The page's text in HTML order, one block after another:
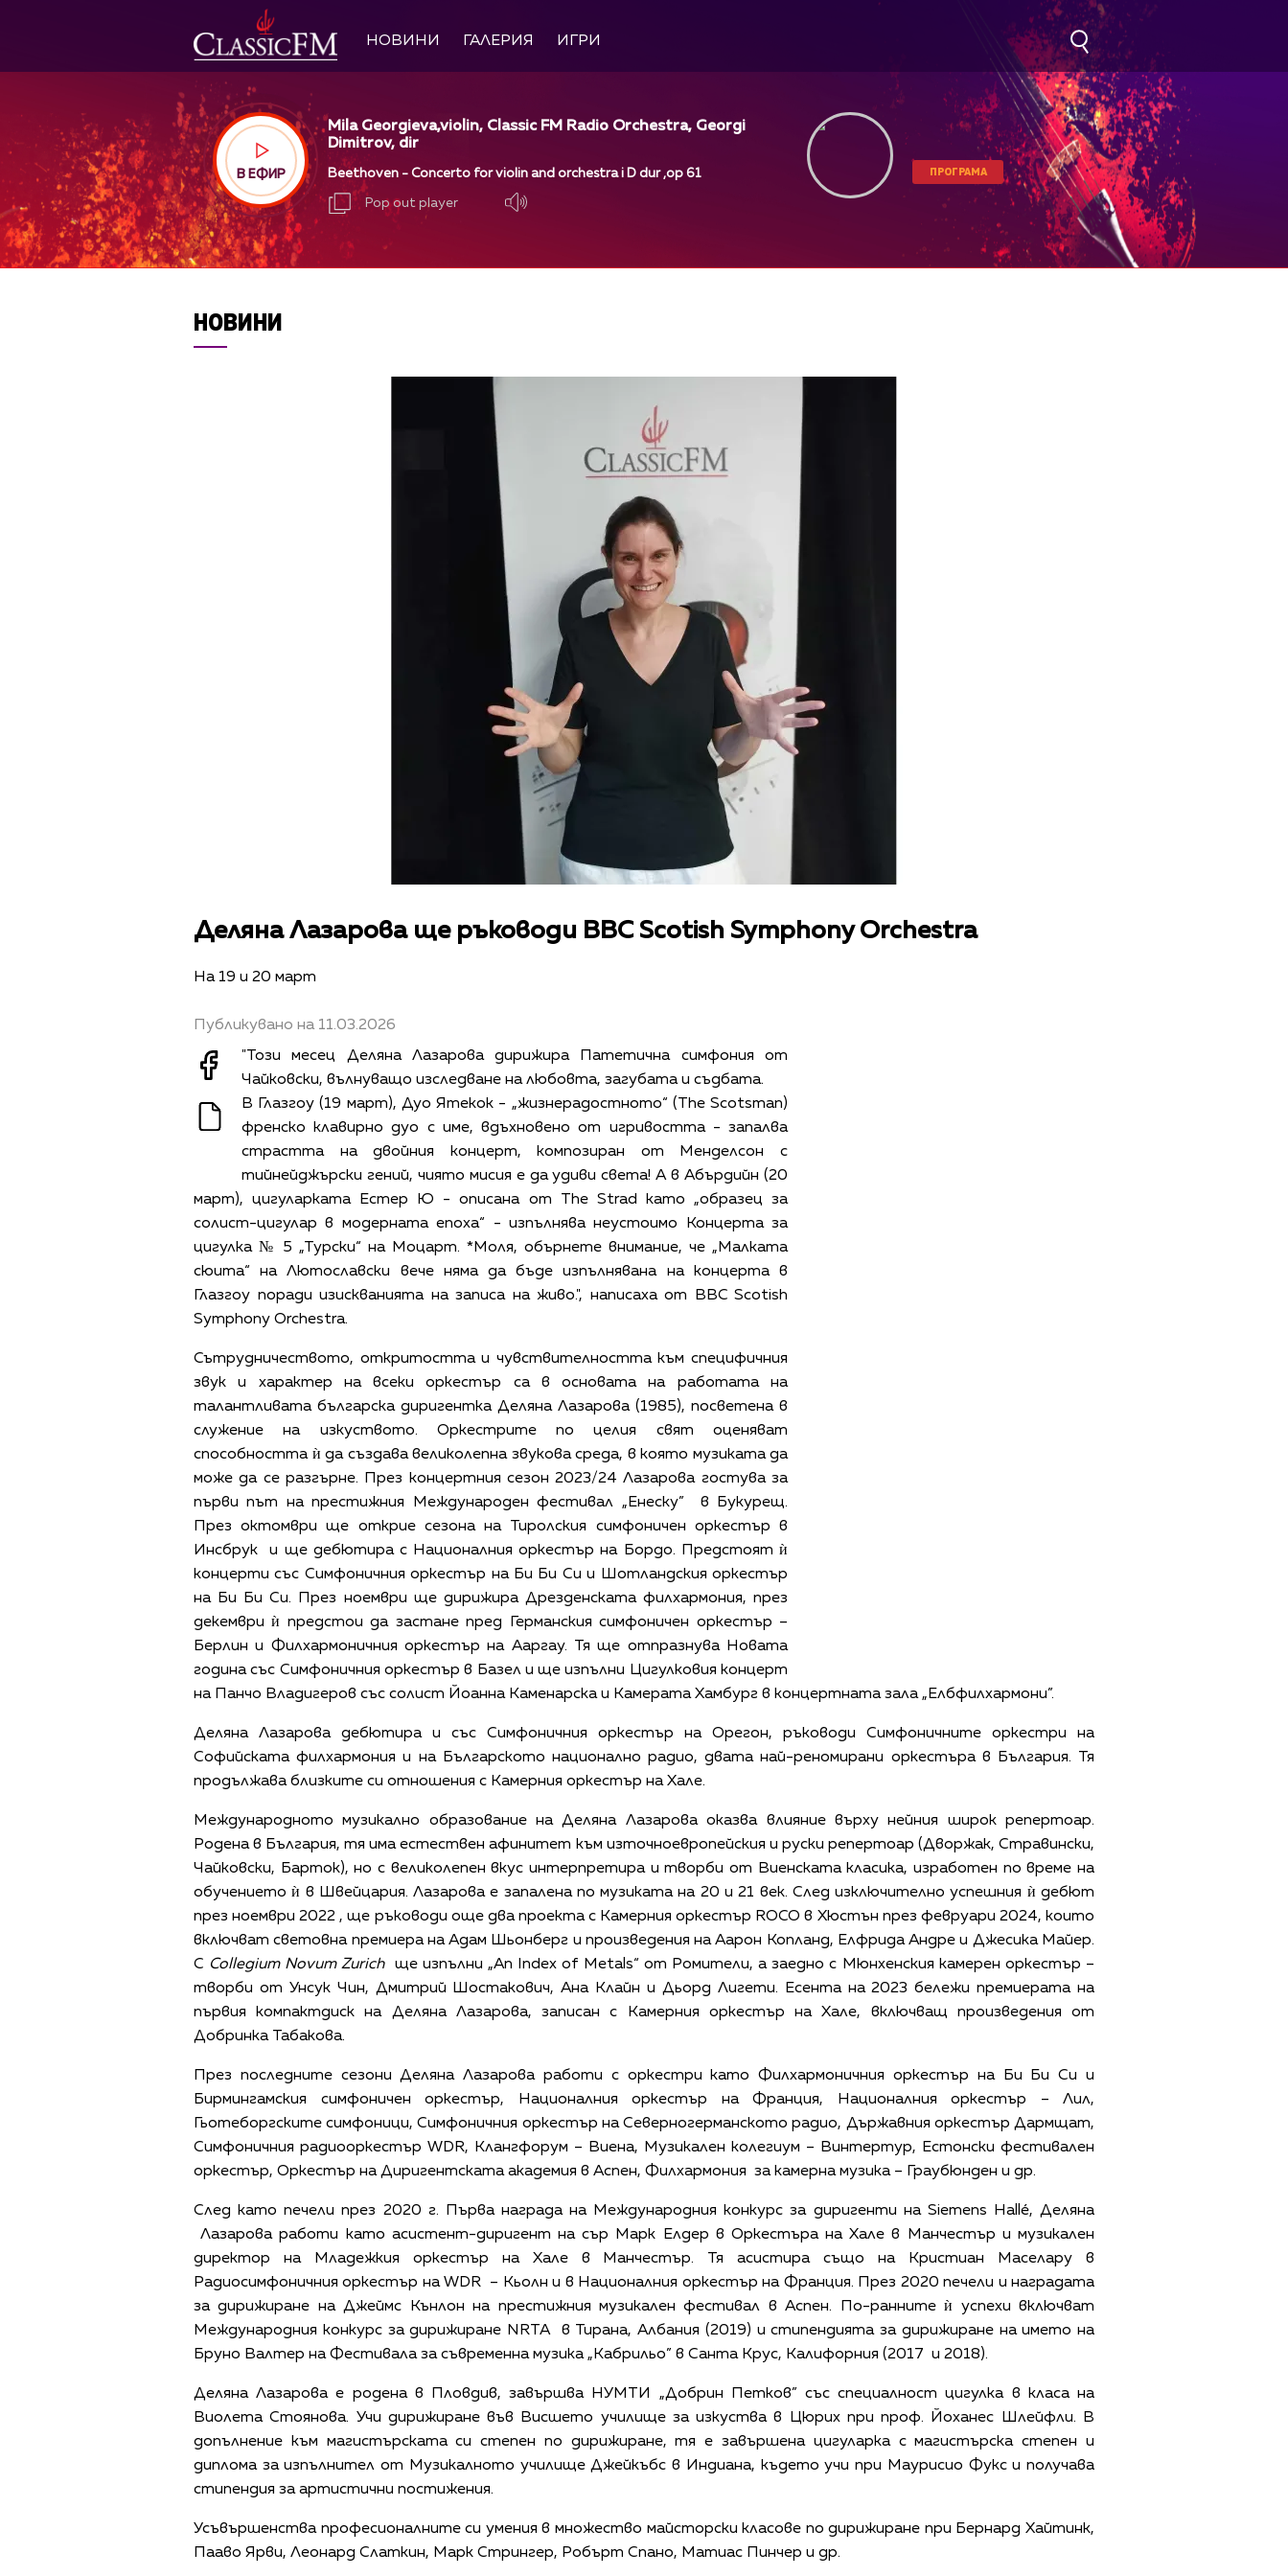
НОВИНИ ГАЛЕРИЯ ИГРИ
В ЕФИР
Mila Georgieva,violin, Classic FM Radio Orchestra, Georgi
Dimitrov, dir
Beethoven - Concerto for violin and orchestra i D dur ,op 61
Pop out player
ПРОГРАМА
НОВИНИ
Деляна Лазарова ще ръководи BBC Scotish Symphony Orchestra
На 19 и 20 март
Публикувано на 11.03.2026
"Този месец Деляна Лазарова дирижира Патетична симфония от
Чайковски, вълнуващо изследване на любовта, загубата и съдбата.
В Глазгоу (19 март), Дуо Ятекок - „жизнерадостното“ (The Scotsman)
френско клавирно дуо с име, вдъхновено от игривостта - запалва
страстта на двойния концерт, композиран от Менделсон с
тийнейджърски гений, чиято мисия е да удиви света! А в Абърдийн (20
март), цигуларката Естер Ю - описана от The Strad като „образец за
солист-цигулар в модерната епоха“ - изпълнява неустоимо Концерта за
цигулка № 5 „Турски“ на Моцарт. *Моля, обърнете внимание, че „Малката
сюита“ на Лютославски вече няма да бъде изпълнявана на концерта в
Глазгоу поради изискванията на записа на живо.", написаха от BBC Scotish
Symphony Orchestra.
Сътрудничеството, откритостта и чувствителността към специфичния
звук и характер на всеки оркестър са в основата на работата на
талантливата българска диригентка Деляна Лазарова (1985), посветена в
служение на изкуството. Оркестрите по целия свят оценяват
способността ѝ да създава великолепна звукова среда, в която музиката да
може да се разгърне. През концертния сезон 2023/24 Лазарова гостува за
първи път на престижния Международен фестивал „Енеску” в Букурещ.
През октомври ще открие сезона на Тиролския симфоничен оркестър в
Инсбрук и ще дебютира с Националния оркестър на Бордо. Предстоят ѝ
концерти със Симфоничния оркестър на Би Би Си и Шотландския оркестър
на Би Би Си. През ноември ще дирижира Дрезденската филхармония, през
декември ѝ предстои да застане пред Германския симфоничен оркестър –
Берлин и Филхармоничния оркестър на Ааргау. Тя ще отпразнува Новата
година със Симфоничния оркестър в Базел и ще изпълни Цигулковия концерт
на Панчо Владигеров със солист Йоанна Каменарска и Камерата Хамбург в концертната зала „Елбфилхармони”.
Деляна Лазарова дебютира и със Симфоничния оркестър на Орегон, ръководи Симфоничните оркестри на
Софийската филхармония и на Българското национално радио, двата най-реномирани оркестъра в България. Тя
продължава близките си отношения с Камерния оркестър на Хале.
Международното музикално образование на Деляна Лазарова оказва влияние върху нейния широк репертоар.
Родена в България, тя има естествен афинитет към източноевропейския и руски репертоар (Дворжак, Стравински,
Чайковски, Барток), но с великолепен вкус интерпретира и творби от Виенската класика, изработен по време на
обучението ѝ в Швейцария. Лазарова е запалена по музиката на 20 и 21 век. След изключително успешния ѝ дебют
през ноември 2022 , ще ръководи още два проекта с Камерния оркестър ROCO в Хюстън през февруари 2024, които
включват световна премиера на Адам Шьонберг и произведения на Аарон Копланд, Елфрида Андре и Джесика Майер.
С Collegium Novum Zurichще изпълни „An Index of Metals“ от Ромители, а заедно с Мюнхенския камерен оркестър –
творби от Унсук Чин, Дмитрий Шостакович, Ана Клайн и Дьорд Лигети. Есента на 2023 бележи премиерата на
първия компактдиск на Деляна Лазарова, записан с Камерния оркестър на Хале, включващ произведения от
Добринка Табакова.
През последните сезони Деляна Лазарова работи с оркестри като Филхармоничния оркестър на Би Би Си и
Бирмингамския симфоничен оркестър, Националния оркестър на Франция, Националния оркестър – Лил,
Гьотеборгските симфоници, Симфоничния оркестър на Северногерманското радио, Държавния оркестър Дармщат,
Симфоничния радиооркестър WDR, Клангфорум – Виена, Музикален колегиум – Винтертур, Естонски фестивален
оркестър, Оркестър на Диригентската академия в Аспен, Филхармония за камерна музика – Граубюнден и др.
След като печели през 2020 г. Първа награда на Международния конкурс за диригенти на Siemens Hallé, Деляна
Лазарова работи като асистент-диригент на сър Марк Елдер в Оркестъра на Хале в Манчестър и музикален
директор на Младежкия оркестър на Хале в Манчестър. Тя асистира също на Кристиан Маселару в
Радиосимфоничния оркестър на WDR – Кьолн и в Националния оркестър на Франция. През 2020 печели и наградата
за дирижиране на Джеймс Кънлон на престижния музикален фестивал в Аспен. По-ранните ѝ успехи включват
Международния конкурс за дирижиране NRTA в Тирана, Албания (2019) и стипендията за дирижиране на името на
Бруно Валтер на Фестивала за съвременна музика „Кабрильо” в Санта Крус, Калифорния (2017 и 2018).
Деляна Лазарова е родена в Пловдив, завършва НУМТИ „Добрин Петков” със специалност цигулка в класа на
Виолета Стоянова. Учи дирижиране във Висшето училище за изкуства в Цюрих при проф. Йоханес Шлейфли. В
допълнение към магистърската си степен по дирижиране, тя е завършена цигуларка с магистърска степен и
диплома за изпълнител от Музикалното училище Джейкъбс в Индиана, където учи при Маурисио Фукс и получава
стипендия за артистични постижения.
Усъвършенства професионалните си умения в множество майсторски класове по дирижиране при Бернард Хайтинк,
Пааво Ярви, Леонард Слаткин, Марк Стрингер, Робърт Спано, Матиас Пинчер и др.